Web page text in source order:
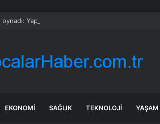
Yapay zekâ ekibinin başında artık bir Türk var
EKONOMI SAĞLIK TEKNOLOJI YAŞAM